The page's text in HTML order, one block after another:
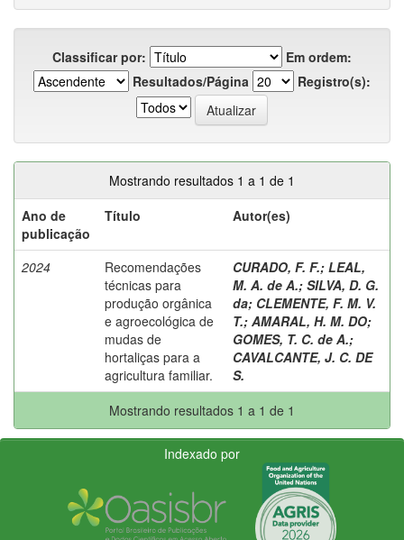
Classificar por:
Em ordem:
Resultados/Página
Registro(s):
Mostrando resultados 1 a 1 de 1
Ano de
publicação
Título Autor(es)
2024
Recomendações
técnicas para
produção orgânica
e agroecológica de
mudas de
hortaliças para a
agricultura familiar.
CURADO, F. F.; LEAL,
M. A. de A.; SILVA, D. G.
da; CLEMENTE, F. M. V.
T.; AMARAL, H. M. DO;
GOMES, T. C. de A.;
CAVALCANTE, J. C. DE
S.
Mostrando resultados 1 a 1 de 1
Indexado por